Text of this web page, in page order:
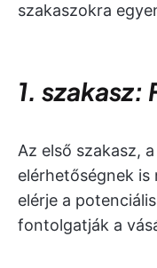
szakaszokra
1. szakasz:
Az első szakasz,
elérhetőségnek
elérje a
fontolgatják a